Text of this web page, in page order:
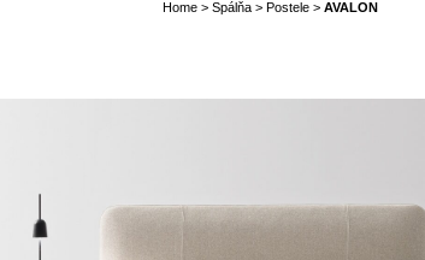
Home> Spálňa> Postele> AVALON